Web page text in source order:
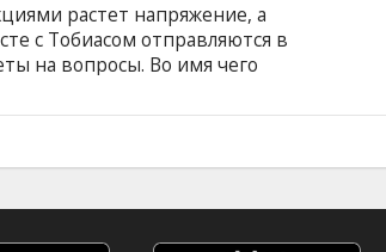
растет напряжение, а
с Тобиасом отправляются в
на вопросы. Во имя чего
Трис мучают
желание
языке с субтитрами на